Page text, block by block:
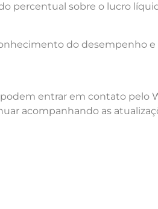
percentual sobre o lucro
do desempenho
entrar em contato pelo
acompanhando as